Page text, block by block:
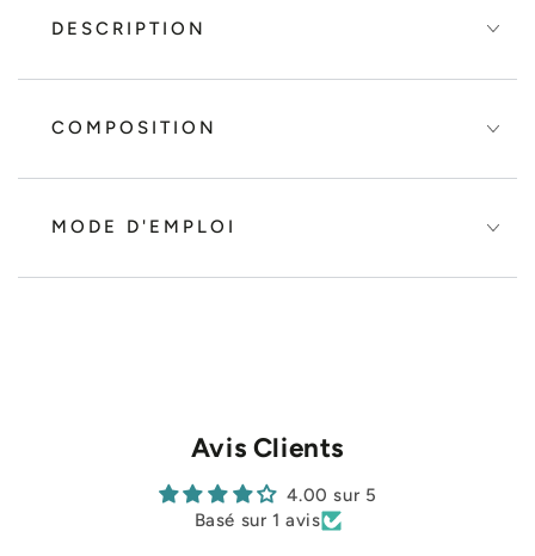
DESCRIPTION
COMPOSITION
MODE D'EMPLOI
Avis Clients
4.00 sur 5
Basé sur 1 avis